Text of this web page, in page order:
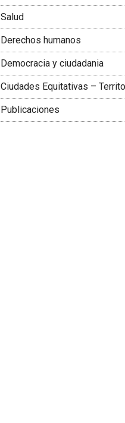
Salud
Derechos humanos
Democracia y ciudadania
Ciudades Equitativas –
Publicaciones